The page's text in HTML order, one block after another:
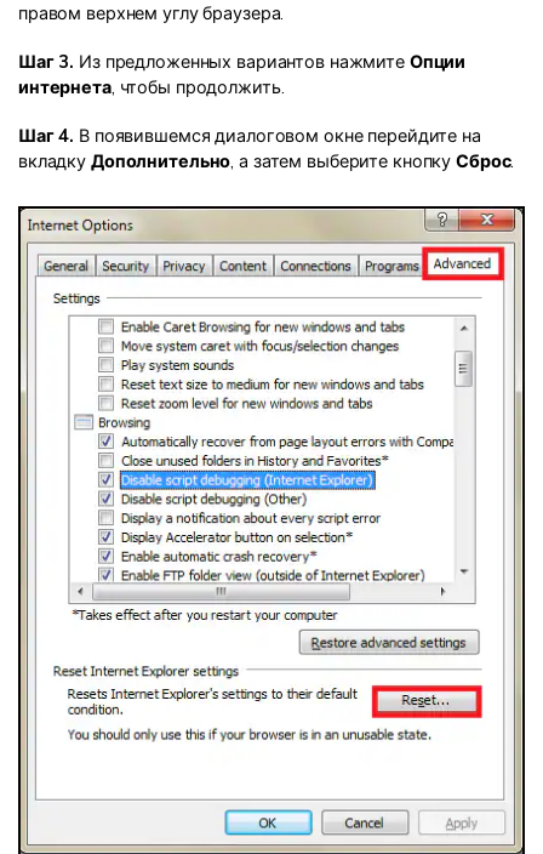
правом верхнем углу браузера.
Шаг 3. Из предложенных вариантов нажмите Опции
интернета, чтобы продолжить.
Шаг 4. В появившемся диалоговом окне перейдите на
вкладку Дополнительно, а затем выберите кнопку Сброс.